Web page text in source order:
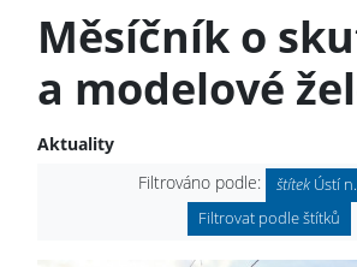
Měsíčník o
a modelové
Aktuality
Filtrováno podle:
štítekÚstí
Filtrovat podle štítků